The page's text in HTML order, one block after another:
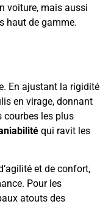
voiture, mais aussi
haut de gamme.
En ajustant la rigidité
en virage, donnant
courbes les plus
qui ravit les
et de confort,
Pour les
atouts des